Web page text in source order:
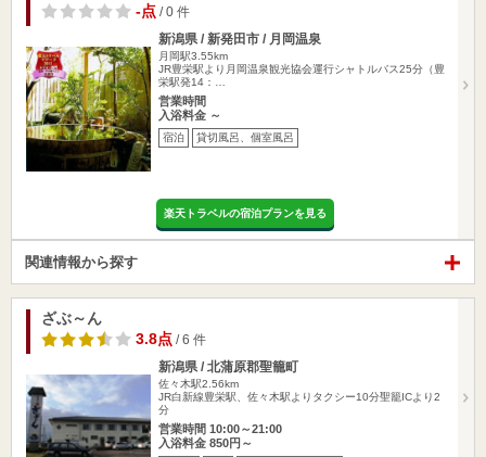
-点 / 0 件
新潟県 / 新発田市 / 月岡温泉
月岡駅3.55km
JR豊栄駅より月岡温泉観光協会運行シャトルバス25分（豊
栄駅発14：…
営業時間
入浴料金 ～
宿泊 貸切風呂、個室風呂
楽天トラベルの宿泊プランを見る
関連情報から探す
ざぶ～ん
3.8点 / 6 件
新潟県 / 北蒲原郡聖籠町
佐々木駅2.56km
JR白新線豊栄駅、佐々木駅よりタクシー10分聖籠ICより2
分
営業時間 10:00～21:00
入浴料金 850円～